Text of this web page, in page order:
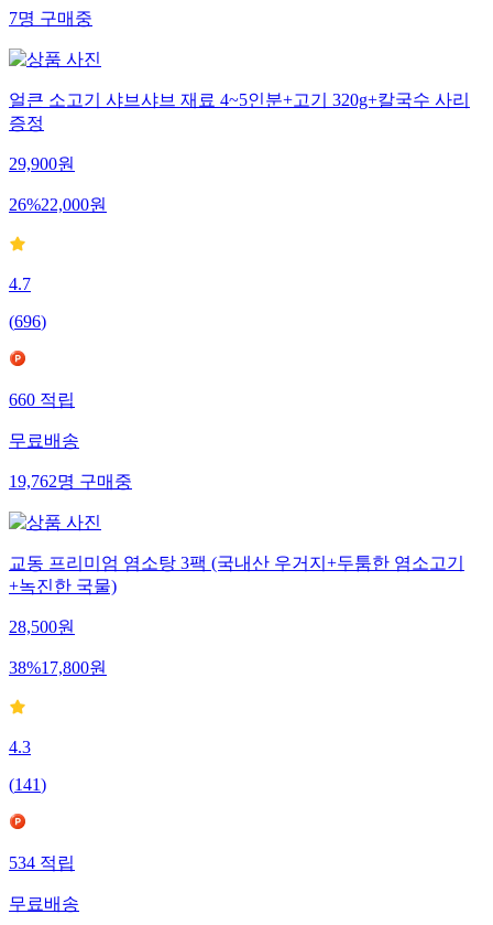
7명구매중
얼큰 소고기 샤브샤브 재료 4~5인분+고기 320g+칼국수 사리
증정
29,900원
26%22,000원
4.7
(696)
660적립
무료배송
19,762명구매중
교동 프리미엄 염소탕 3팩 (국내산 우거지+두툼한 염소고기
+녹진한 국물)
28,500원
38%17,800원
4.3
(141)
534적립
무료배송